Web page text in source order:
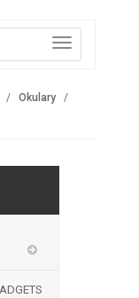
Okulary